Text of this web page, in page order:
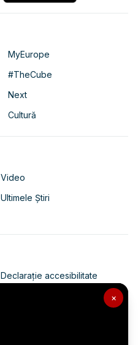
×
MyEurope
#TheCube
Next
Cultură
Video
Ultimele Știri
Declarație accesibilitate
Politica de confidențialitate